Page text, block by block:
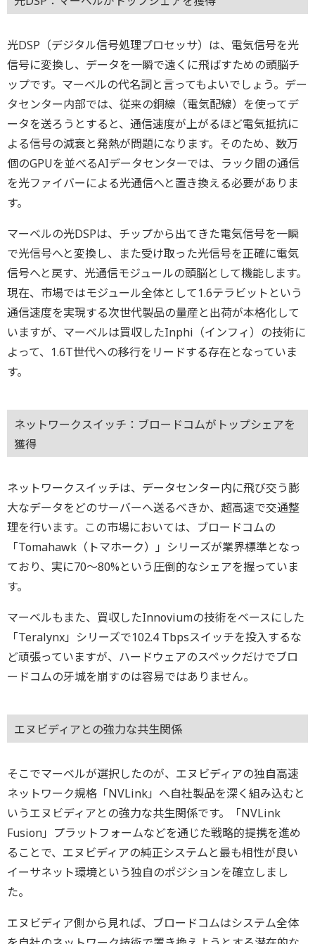
光DSP（デジタル信号処理プロセッサ）は、電気信号を光
信号に変換し、データを一瞬で遠くに飛ばすための頭脳チ
ップです。マーベルの代名詞と言ってもよいでしょう。デー
タセンター内部では、従来の銅線（電気配線）を使ってデ
ータを送ろうとすると、通信速度が上がるほど電気抵抗に
よる信号の減衰と発熱が問題になります。そのため、数万
個のGPUを並べるAIデータセンターでは、ラック間の通信
を光ファイバーによる光通信へと置き換える必要がありま
す。
マーベルの光DSPは、チップから出てきた電気信号を一瞬
で光信号へと変換し、また受け取った光信号を正確に電気
信号へと戻す、光通信モジュールの頭脳として機能します。
現在、市場ではモジュール全体として1.6テラビットという
通信速度を実現する次世代製品の量産と出荷が本格化して
いますが、マーベルは買収したInphi（インフィ）の技術に
よって、1.6T世代への移行をリードする存在となっていま
す。
ネットワークスイッチ：ブロードコムがトップシェアを
獲得
ネットワークスイッチは、データセンター内に飛び交う膨
大なデータをどのサーバーへ送るべきか、超高速で交通整
理を行います。この市場においては、ブロードコムの
「Tomahawk（トマホーク）」シリーズが業界標準となっ
ており、実に70～80%という圧倒的なシェアを握っていま
す。
マーベルもまた、買収したInnoviumの技術をベースにした
「Teralynx」シリーズで102.4 Tbpsスイッチを投入するな
ど頑張っていますが、ハードウェアのスペックだけでブロ
ードコムの牙城を崩すのは容易ではありません。
エヌビディアとの強力な共生関係
そこでマーベルが選択したのが、エヌビディアの独自高速
ネットワーク規格「NVLink」へ自社製品を深く組み込むと
いうエヌビディアとの強力な共生関係です。「NVLink
Fusion」プラットフォームなどを通じた戦略的提携を進め
ることで、エヌビディアの純正システムと最も相性が良い
イーサネット環境という独自のポジションを確立しまし
た。
エヌビディア側から見れば、ブロードコムはシステム全体